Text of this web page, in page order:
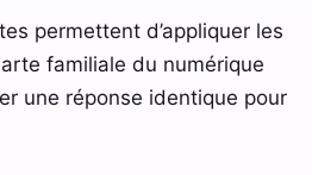
permettent d’appliquer les
familiale du numérique
une réponse identique pour